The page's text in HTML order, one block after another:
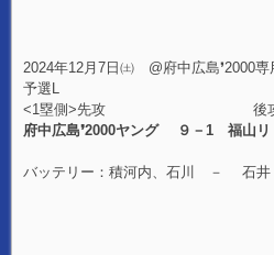
2024年12月7日㈯ @府中広島❜2000専
予選L
<1塁側>先攻 後攻<3
府中広島❜2000ヤング ９－1 福山リ
バッテリー：積河内、石川 － 石井